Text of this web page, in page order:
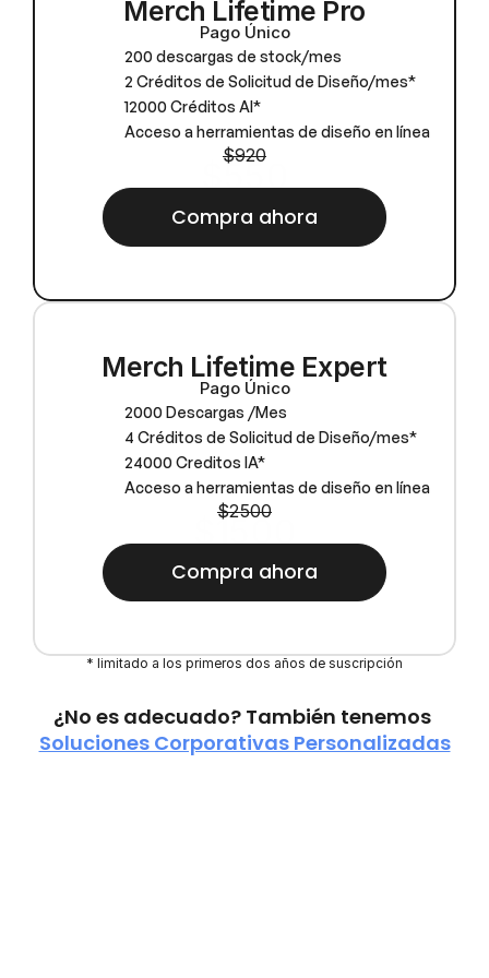
Merch Lifetime Pro
Pago Único
200 descargas de stock/mes
2 Créditos de Solicitud de Diseño/mes*
12000 Créditos AI*
Acceso a herramientas de diseño en línea
$920
$550
Compra ahora
Merch Lifetime Expert
Pago Único
2000 Descargas /Mes
4 Créditos de Solicitud de Diseño/mes*
24000 Creditos IA*
Acceso a herramientas de diseño en línea
$2500
$1500
Compra ahora
* limitado a los primeros dos años de suscripción
Soluciones Corporativas Personalizadas